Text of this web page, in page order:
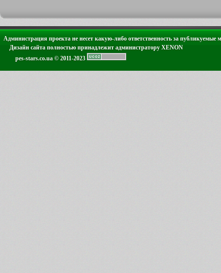
Администрация проекта не несет какую-либо ответственность за публикуемые
Дизайн сайта полностью принадлежит администратору XENON
pes-stars.co.ua © 2011-2023